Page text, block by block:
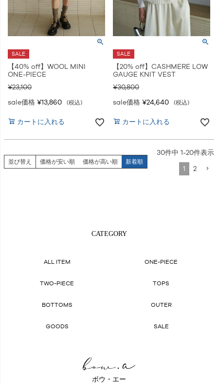
SALE
【40% off】WOOL MINI
ONE-PIECE
¥23,100
sale価格 ¥13,860 税込
カートに入れる
SALE
【20% off】CASHMERE LOW
GAUGE KNIT VEST
¥30,800
sale価格 ¥24,640 税込
カートに入れる
並び替え 価格が安い順 価格が高い順 新着順
30件中 1-20件表示
1 2
CATEGORY
ALL ITEM ONE-PIECE
TWO-PIECE TOPS
BOTTOMS OUTER
GOODS SALE